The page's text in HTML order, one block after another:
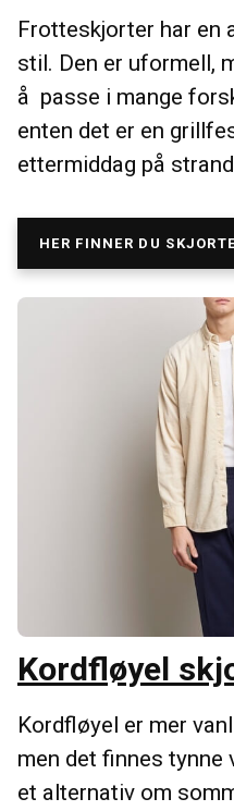
Frotteskjorter har en
stil. Den er uformell,
å passe i mange
enten det er en
ettermiddag på
HER FINNER DU
Kordfløyel
Kordfløyel er mer
men det finnes
et alternativ om